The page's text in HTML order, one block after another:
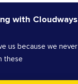
with Cloudways
us because we never
these